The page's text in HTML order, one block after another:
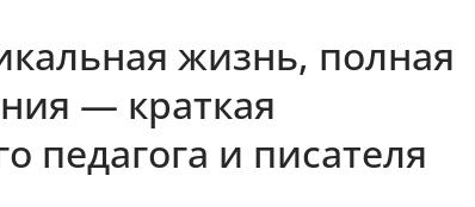
жизнь, полная
— краткая
педагога и писателя